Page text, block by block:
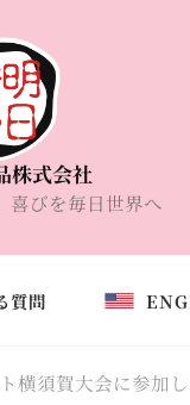
株式会社
喜びを毎日世界へ
質問
横須賀大会に参加